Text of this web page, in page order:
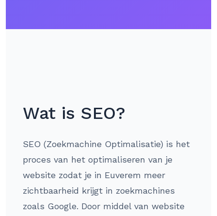
Wat is SEO?
SEO (Zoekmachine Optimalisatie) is het
proces van het optimaliseren van je
website zodat je in Euverem meer
zichtbaarheid krijgt in zoekmachines
zoals Google. Door middel van website